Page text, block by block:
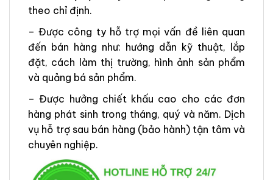
theo chỉ định.
– Được công ty hỗ trợ mọi vấn đề liên quan
đến bán hàng như: hướng dẫn kỹ thuật, lắp
đặt, cách làm thị trường, hình ảnh sản phẩm
và quảng bá sản phẩm.
– Được hưởng chiết khấu cao cho các đơn
hàng phát sinh trong tháng, quý và năm. Dịch
vụ hỗ trợ sau bán hàng (bảo hành) tận tâm và
chuyên nghiệp.